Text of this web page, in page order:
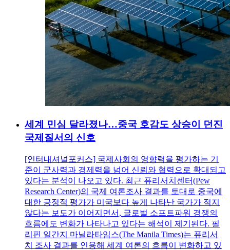
세계 민심 달라졌나…중국 호감도 상승이 던진
국제질서의 신호
[인터내셔널포커스] 국제사회의 영향력을 평가하는 기
준이 군사력과 경제력을 넘어 신뢰와 협력으로 확대되고
있다는 분석이 나오고 있다. 최근 퓨리서치센터(Pew
Research Center)의 국제 여론조사 결과를 토대로 중국에
대한 긍정적 평가가 미국보다 높게 나타난 국가가 적지
않다는 보도가 이어지면서, 글로벌 소프트파워 경쟁의
흐름에도 변화가 나타나고 있다는 해석이 제기된다. 필
리핀 일간지 마닐라타임스(The Manila Times)는 퓨리서
치 조사 결과를 인용해 세계 여론의 흐름이 변화하고 있